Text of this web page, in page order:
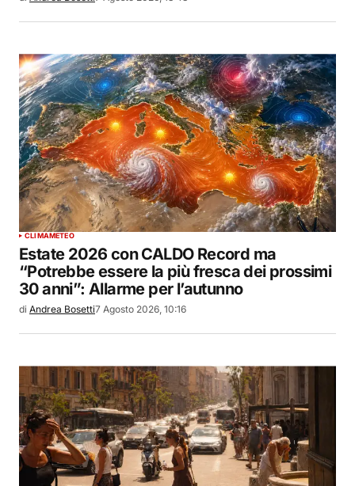
CLIMAMETEO
Estate 2026 con CALDO Record ma
“Potrebbe essere la più fresca dei prossimi
30 anni”: Allarme per l’autunno
di Andrea Bosetti7 Agosto 2026, 10:16